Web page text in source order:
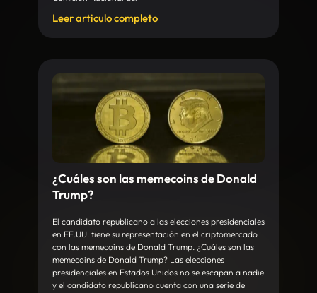
Leer articulo completo
¿Cuáles son las memecoins de Donald
Trump?
El candidato republicano a las elecciones presidenciales
en EE.UU. tiene su representación en el criptomercado
con las memecoins de Donald Trump. ¿Cuáles son las
memecoins de Donald Trump? Las elecciones
presidenciales en Estados Unidos no se escapan a nadie
y el candidato republicano cuenta con una serie de